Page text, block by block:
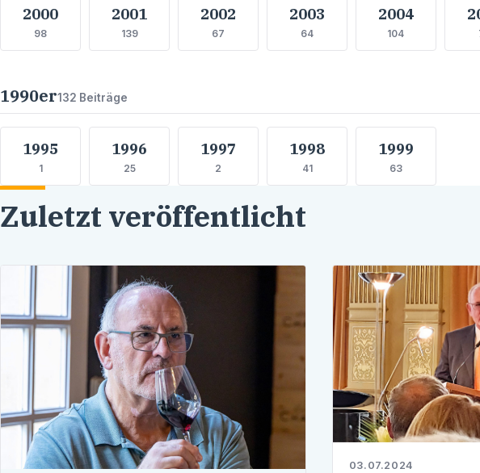
2000
98
2001
139
2002
67
2003
64
2004
104
1990er132 Beiträge
1995
1
1996
25
1997
2
1998
41
1999
63
Zuletzt veröffentlicht
03.07.2024